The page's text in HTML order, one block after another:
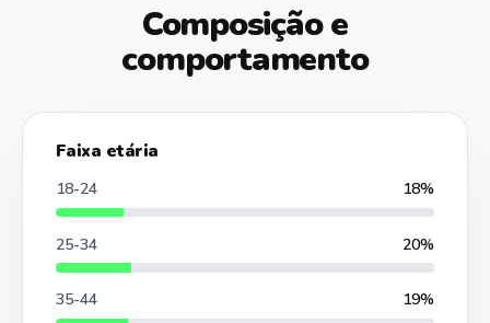
Composição e
comportamento
Faixa etária
18-24 18%
25-34 20%
35-44 19%